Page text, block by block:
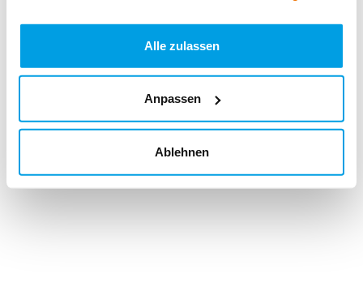
Alle zulassen
Anpassen
Ablehnen